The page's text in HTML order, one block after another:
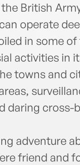
British
operate
in some
activities in
towns and
daring cross-
adventure
friend and